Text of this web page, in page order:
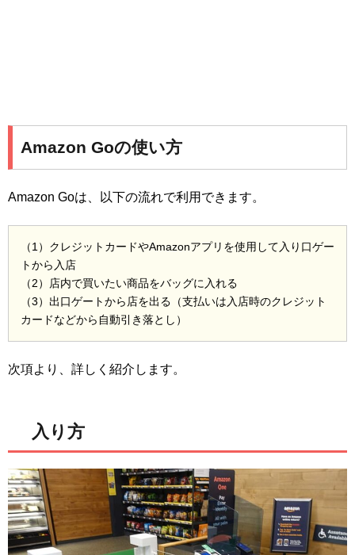
Amazon Goの使い方
Amazon Goは、以下の流れで利用できます。
（1）クレジットカードやAmazonアプリを使用して入り口ゲー
トから入店
（2）店内で買いたい商品をバッグに入れる
（3）出口ゲートから店を出る（支払いは入店時のクレジット
カードなどから自動引き落とし）
次項より、詳しく紹介します。
入り方